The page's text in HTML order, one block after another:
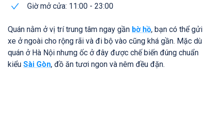
Giờ mở cửa: 11:00 - 23:00
Quán nằm ở vị trí trung tâm ngay gần bờ hồ, bạn có thể gửi
xe ở ngoài cho rộng rãi và đi bộ vào cũng khá gần. Mặc dù
quán ở Hà Nội nhưng ốc ở đây được chế biến đúng chuẩn
kiểu Sài Gòn, đồ ăn tươi ngon và nêm đều đặn.